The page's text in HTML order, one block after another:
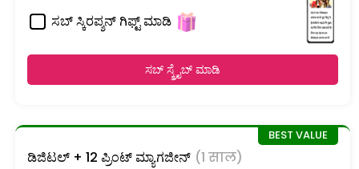
ಸಬ್ ಸ್ಕಿರಪ್ಶನ್ ಗಿಫ್ಟ್ ಮಾಡಿ
ಸಬ್ ಸ್ಕ್ರೈಬ್ ಮಾಡಿ
ಡಿಜಿಟಲ್ + 12 ಪ್ರಿಂಟ್ ಮ್ಯಾಗಜೀನ್ (1 साल)